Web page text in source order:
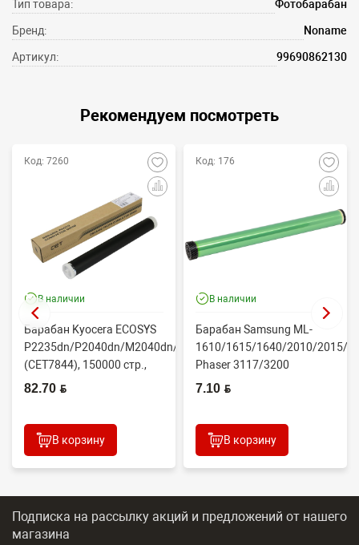
Тип товара: Фотобарабан
Бренд: Noname
Артикул: 99690862130
Рекомендуем посмотреть
Код: 7260
В наличии
Барабан Kyocera ECOSYS
P2235dn/P2040dn/M2040dn/M2540dw
(CET7844), 150000 стр.,
Япония
82.70 BYN
В корзину
Код: 176
В наличии
Барабан Samsung ML-
1610/1615/1640/2010/2015/
Phaser 3117/3200
(CONTENT)
7.10 BYN
В корзину
Подписка на рассылку акций и предложений от нашего
магазина